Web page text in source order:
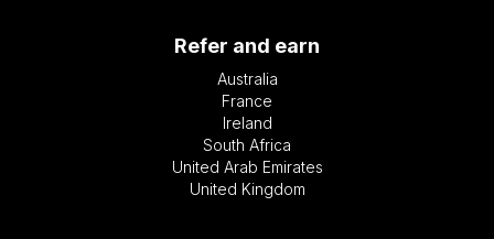
Refer and earn
Australia
France
Ireland
South Africa
United Arab Emirates
United Kingdom